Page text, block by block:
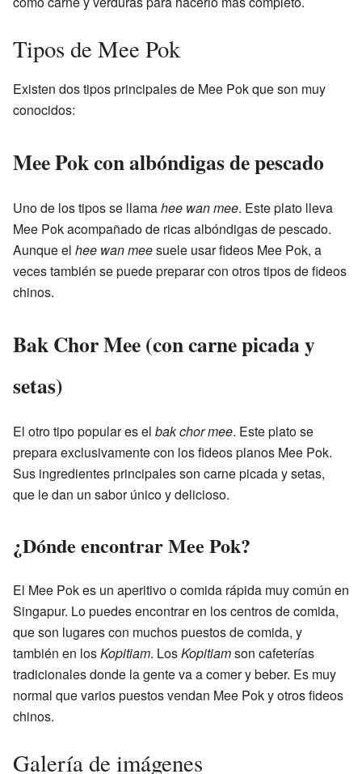
Tipos de Mee Pok
Existen dos tipos principales de Mee Pok que son muy
conocidos:
Mee Pok con albóndigas de pescado
Uno de los tipos se llamahee wan mee. Este plato lleva
Mee Pok acompañado de ricas albóndigas de pescado.
Aunque el hee wan meesuele usar fideos Mee Pok, a
veces también se puede preparar con otros tipos de fideos
chinos.
Bak Chor Mee (con carne picada y
setas)
El otro tipo popular es el bak chor mee. Este plato se
prepara exclusivamente con los fideos planos Mee Pok.
Sus ingredientes principales son carne picada y setas,
que le dan un sabor único y delicioso.
¿Dónde encontrar Mee Pok?
El Mee Pok es un aperitivo o comida rápida muy común en
Singapur. Lo puedes encontrar en los centros de comida,
que son lugares con muchos puestos de comida, y
también en losKopitiam. LosKopitiamson cafeterías
tradicionales donde la gente va a comer y beber. Es muy
normal que varios puestos vendan Mee Pok y otros fideos
chinos.
Galería de imágenes